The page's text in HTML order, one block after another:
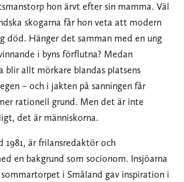
hon ärvt efter sin mamma. Väl
skogarna får hon veta att modern
död. Hänger det samman med en ung
i byns förflutna? Medan
blir allt mörkare blandas platsens
– och i jakten på sanningen får
rationell grund. Men det är inte
det är människorna.
1981, är frilansredaktör och
en bakgrund som socionom. Insjöarna
i Småland gav inspiration i